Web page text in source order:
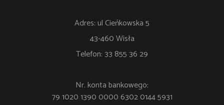
Adres: ul Cieńkowska 5
43-460 Wisła
Telefon: 33 855 36 29
Nr. konta bankowego:
79 1020 1390 0000 6302 0144 5931